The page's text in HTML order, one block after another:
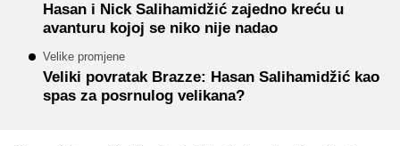
Hasan i Nick Salihamidžić zajedno kreću u
avanturu kojoj se niko nije nadao
Velike promjene
Veliki povratak Brazze: Hasan Salihamidžić kao
spas za posrnulog velikana?